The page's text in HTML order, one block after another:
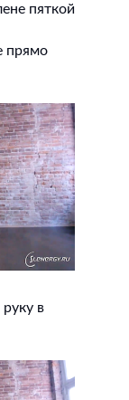
пяткой
прямо
в